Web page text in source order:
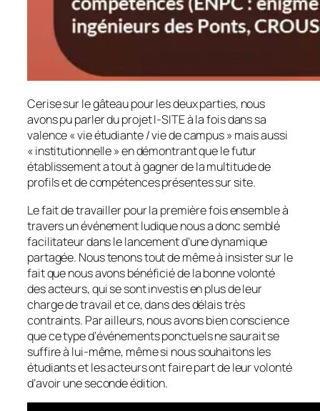
Cerise sur le gâteau pour les deux parties, nous
avons pu parler du projet I-SITE à la fois dans sa
valence « vie étudiante / vie de campus » mais aussi
« institutionnelle » en démontrant que le futur
établissement a tout à gagner de la multitude de
profils et de compétences présentes sur site.
Le fait de travailler pour la première fois ensemble à
travers un événement ludique nous a donc semblé
facilitateur dans le lancement d’une dynamique
partagée. Nous tenons tout de même à insister sur le
fait que nous avons bénéficié de la bonne volonté
des acteurs, qui se sont investis en plus de leur
charge de travail et ce, dans des délais très
contraints. Par ailleurs, nous avons bien conscience
que ce type d’événements ponctuels ne saurait se
suffire à lui-même, même si nous souhaitons les
étudiants et les acteurs ont faire part de leur volonté
d’avoir une seconde édition.